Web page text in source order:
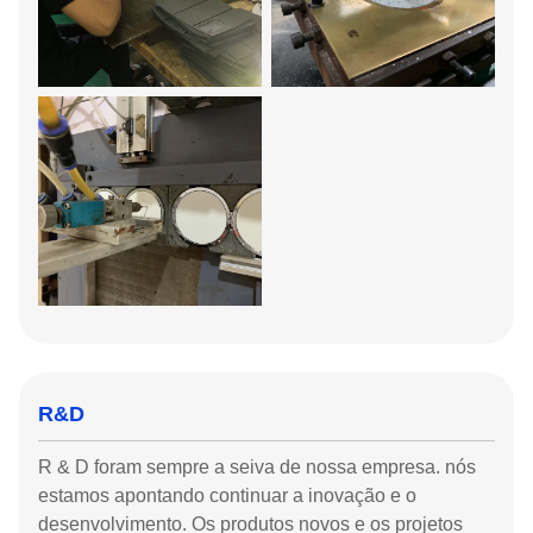
R&D
R & D foram sempre a seiva de nossa empresa. nós
estamos apontando continuar a inovação e o
desenvolvimento. Os produtos novos e os projetos